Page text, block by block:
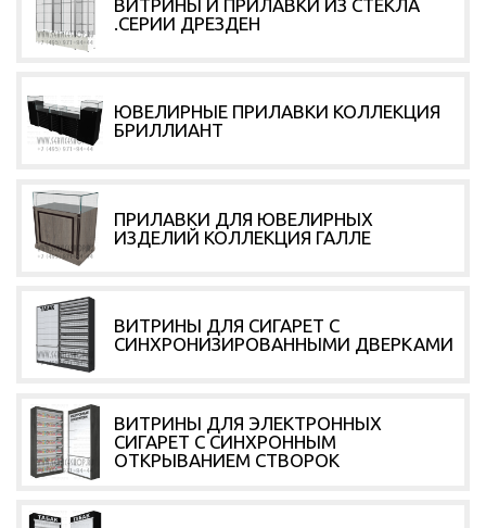
ВИТРИНЫ И ПРИЛАВКИ ИЗ СТЕКЛА
.СЕРИИ ДРЕЗДЕН
ЮВЕЛИРНЫЕ ПРИЛАВКИ КОЛЛЕКЦИЯ
БРИЛЛИАНТ
ПРИЛАВКИ ДЛЯ ЮВЕЛИРНЫХ
ИЗДЕЛИЙ КОЛЛЕКЦИЯ ГАЛЛЕ
ВИТРИНЫ ДЛЯ СИГАРЕТ С
СИНХРОНИЗИРОВАННЫМИ ДВЕРКАМИ
ВИТРИНЫ ДЛЯ ЭЛЕКТРОННЫХ
СИГАРЕТ С СИНХРОННЫМ
ОТКРЫВАНИЕМ СТВОРОК